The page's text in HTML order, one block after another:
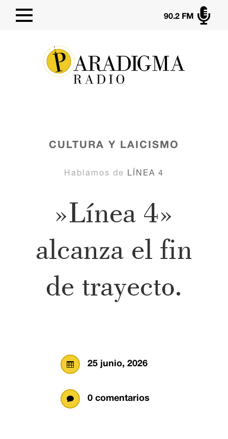

90.2 FM
CULTURA Y LAICISMO
Hablamos de LÍNEA 4
»Línea 4»
alcanza el fin
de trayecto.
 25 junio, 2026
 0 comentarios